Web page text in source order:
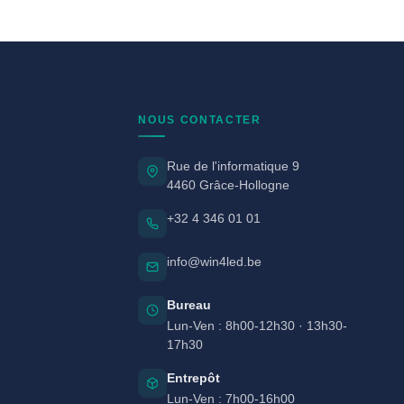
NOUS CONTACTER
Rue de l'informatique 9
4460 Grâce-Hollogne
+32 4 346 01 01
info@win4led.be
Bureau
Lun-Ven : 8h00-12h30 · 13h30-
17h30
Entrepôt
Lun-Ven : 7h00-16h00